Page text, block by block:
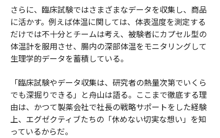
さらに、臨床試験ではさまざまなデータを収集し、商品
に活かす。例えば体温に関しては、体表温度を測定する
だけでは不十分とチームは考え、被験者にカプセル型の
体温計を服用させ、腸内の深部体温をモニタリングして
生理学的データを蓄積している。
「臨床試験やデータ収集は、研究者の熱量次第でいくら
でも深掘りできる」と舟山は語る。ここまで徹底する理
由は、かつて製薬会社で社長の戦略サポートをした経験
上、エグゼクティブたちの「休めない切実な想い」を知
っているからだ。